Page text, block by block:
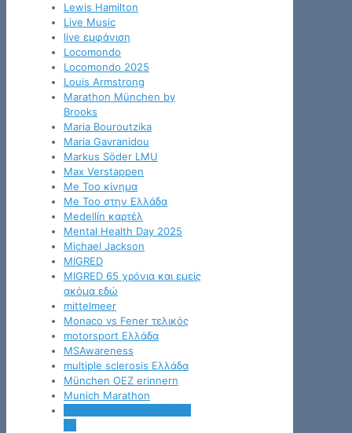
Lewis Hamilton
Live Music
live εμφάνιση
Locomondo
Locomondo 2025
Louis Armstrong
Marathon München by
Brooks
Maria Bouroutzika
Maria Gavranidou
Markus Söder LMU
Max Verstappen
Me Too κίνημα
Me Too στην Ελλάδα
Medellín καρτέλ
Mental Health Day 2025
Michael Jackson
MIGRED
MIGRED 65 χρόνια και εμείς
ακόμα εδώ
mittelmeer
Monaco vs Fener τελικός
motorsport Ελλάδα
MSAwareness
multiple sclerosis Ελλάδα
München OEZ erinnern
Munich Marathon